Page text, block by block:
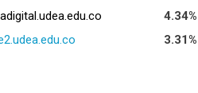
4.34%
3.31%